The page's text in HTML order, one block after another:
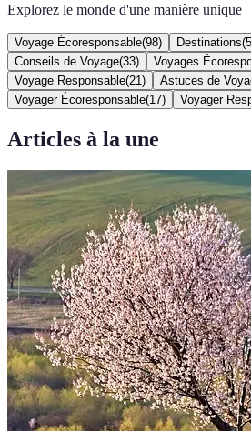
Explorez le monde d'une manière unique
Voyage Écoresponsable(98) Destinations(
Conseils de Voyage(33) Voyages
Voyage Responsable(21 ) Astuces de
Voyager Écoresponsable(17) Voyager
Articles à la une